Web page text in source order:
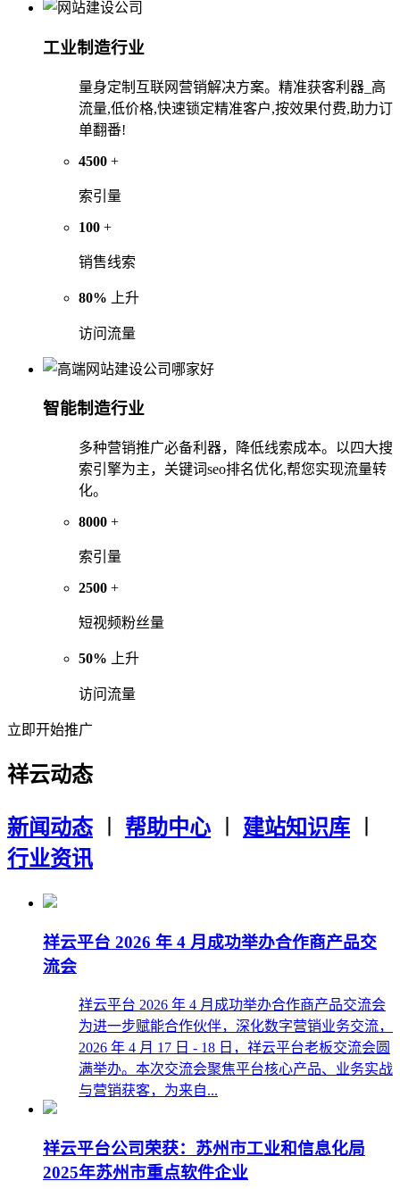
工业制造行业
量身定制互联网营销解决方案。精准获客利器_高
流量,低价格,快速锁定精准客户,按效果付费,助力订
单翻番!
4500 +
索引量
100 +
销售线索
80% 上升
访问流量
智能制造行业
多种营销推广必备利器，降低线索成本。以四大搜
索引擎为主，关键词seo排名优化,帮您实现流量转
化。
8000 +
索引量
2500 +
短视频粉丝量
50% 上升
访问流量
立即开始推广
祥云动态
新闻动态︱ 帮助中心︱ 建站知识库
行业资讯
祥云平台 2026 年 4 月成功举办合作商产品交
流会
祥云平台 2026 年 4 月成功举办合作商产品交流会
为进一步赋能合作伙伴，深化数字营销业务交流，
2026 年 4 月 17 日 - 18 日，祥云平台老板交流会圆
满举办。本次交流会聚焦平台核心产品、业务实战
与营销获客，为来自...
祥云平台公司荣获：苏州市工业和信息化局
2025年苏州市重点软件企业